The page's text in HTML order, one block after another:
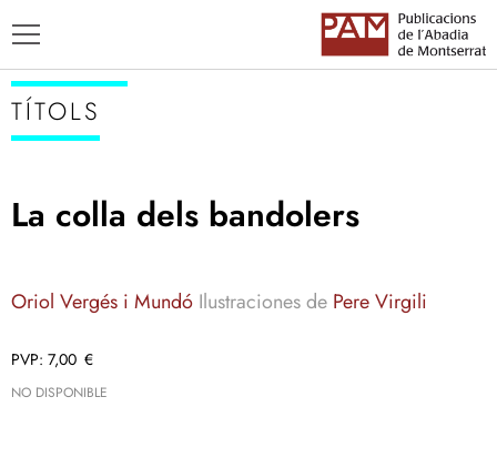
ENSENYAMENT CATALÀ
TÍTOLS
La colla dels bandolers
Oriol Vergés i Mundó Ilustraciones de Pere Virgili
7,00 €
NO DISPONIBLE